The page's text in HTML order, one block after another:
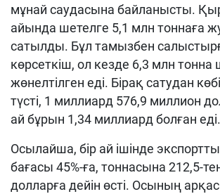
мұнай саудасына байланысты.
айында шетелге 5,1 млн тоннаға
сатылды. Бұл тамызбен
көрсеткіш, ол кезде 6,3 млн тонна
жөнелтілген еді. Бірақ сатудан
түсті, 1 миллиард 576,9 миллион
ай бұрын 1,34 миллиард болған еді.
Осылайша, бір ай ішінде
бағасы 45%-ға, тоннасына 212,5-
долларға дейін өсті. Осының